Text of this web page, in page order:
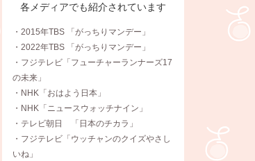
各メディアでも紹介されています
・2015年TBS 「がっちりマンデー」
・2022年TBS 「がっちりマンデー」
・フジテレビ「フューチャーランナーズ17
の未来」
・NHK「おはよう日本」
・NHK「ニュースウォッチナイン」
・テレビ朝日 「日本のチカラ」
・フジテレビ「ウッチャンのクイズやさし
いね」